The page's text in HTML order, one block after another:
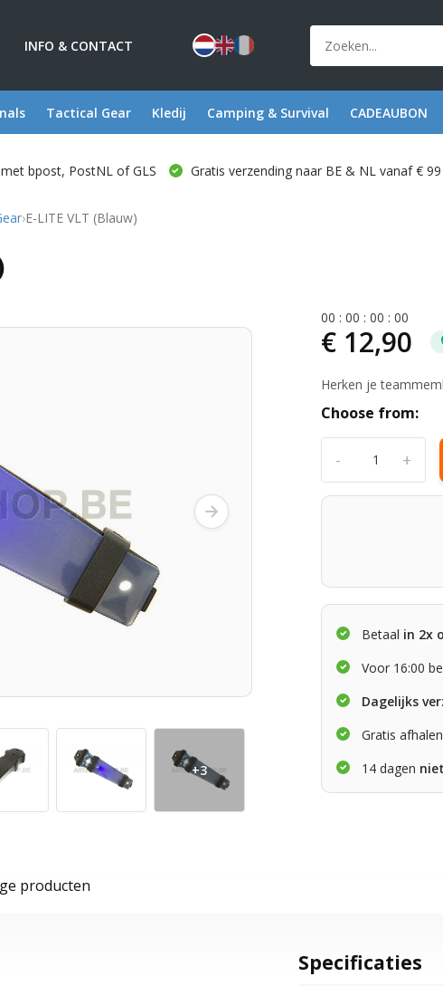
INFO & CONTACT
Tactical Gear Kledij Camping & Survival CADEAUBON
bpost, PostNL of GLS Gratis verzending naar BE & NL vanaf € 99
›E-LITE VLT (Blauw)
+3
00 :00 :00 :00
€ 12,90
Herken je
Choose from:
+
-
Betaal in 2x
Voor 16:00
Dagelijks
Gratis
14 dagen
producten
Specificaties